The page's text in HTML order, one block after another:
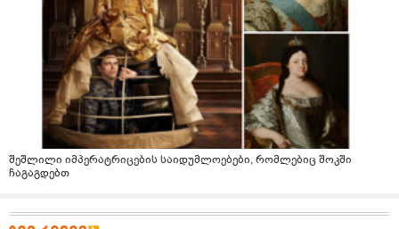
შეშლილი იმპერატრიცების საიდუმლოებები, რომლებიც შოკში
ჩაგაგდებთ